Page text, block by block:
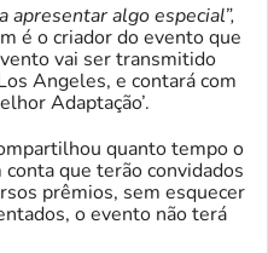
apresentar algo especial”,
é o criador do evento que
vai ser transmitido
Angeles, e contará com
Adaptação’.
quanto tempo o
que terão convidados
prêmios, sem esquecer
o evento não terá